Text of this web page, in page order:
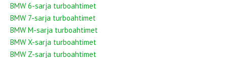
BMW 6-sarja turboahtimet
BMW 7-sarja turboahtimet
BMW M-sarja turboahtimet
BMW X-sarja turboahtimet
BMW Z-sarja turboahtimet